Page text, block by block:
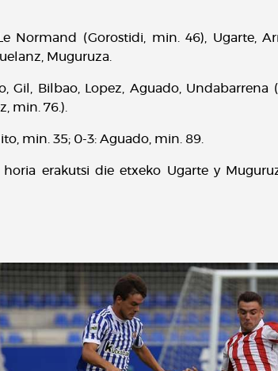
Normand (Gorostidi, min. 46), Ugarte,
Muguruza.
Gil, Bilbao, Lopez, Aguado, Undabarrena
min. 76.).
min. 35; 0-3: Aguado, min. 89.
horia erakutsi die etxeko Ugarte y